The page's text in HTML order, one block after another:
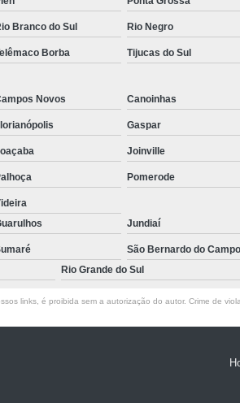
Branco do Sul Rio Negro
Borba Tijucas do Sul
Novos Canoinhas
Gaspar
Joinville
Pomerode
Jundiaí
São Bernardo do Campo
Rio Grande do Sul
links, é proibida sem a autorização do autor. Crime de